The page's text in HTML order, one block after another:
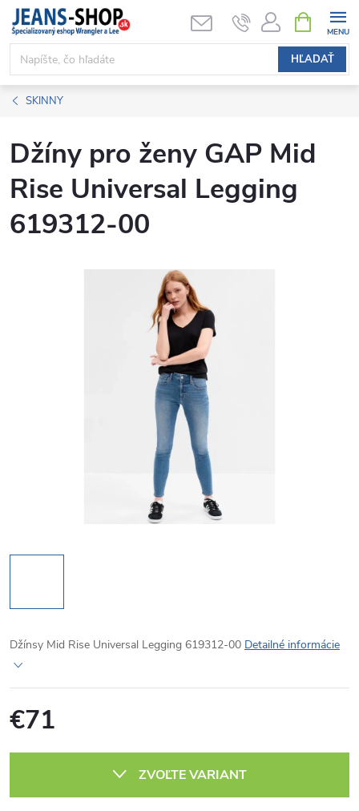
Prejsť
obsah
HĽADAŤ
KOŠÍK
SKINNY
Džíny pro ženy GAP Mid
Rise Universal Legging
619312-00
Džínsy Mid Rise Universal Legging 619312-00 Detailné informácie
€71
ZVOĽTE VARIANT